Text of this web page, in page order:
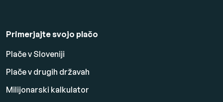
Primerjajte svojo plačo
Plače v Sloveniji
Plače v drugih državah
Milijonarski kalkulator